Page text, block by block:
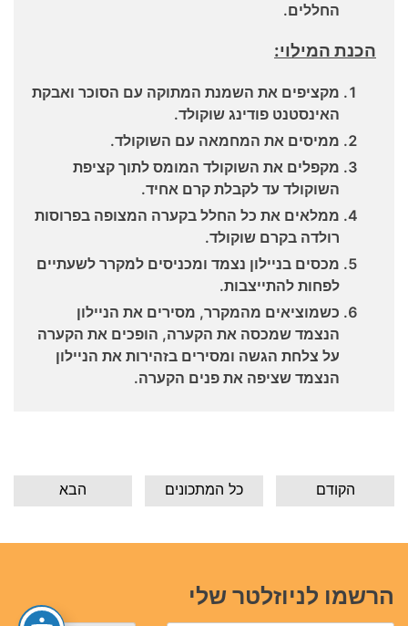
החללים.
הכנת המילוי:
מקציפים את השמנת המתוקה עם הסוכר ואבקת
האינסטנט פודינג שוקולד.
ממיסים את המחמאה עם השוקולד.
מקפלים את השוקולד המומס לתוך קציפת
השוקולד עד לקבלת קרם אחיד.
ממלאים את כל החלל בקערה המצופה בפרוסות
רולדה בקרם שוקולד.
מכסים בניילון נצמד ומכניסים למקרר לשעתיים
לפחות להתייצבות.
כשמוציאים מהמקרר, מסירים את הניילון
הנצמד שמכסה את הקערה, הופכים את הקערה
על צלחת הגשה ומסירים בזהירות את הניילון
הנצמד שציפה את פנים הקערה.
הבא כל המתכונים הקודם
הרשמו לניוזלטר שלי